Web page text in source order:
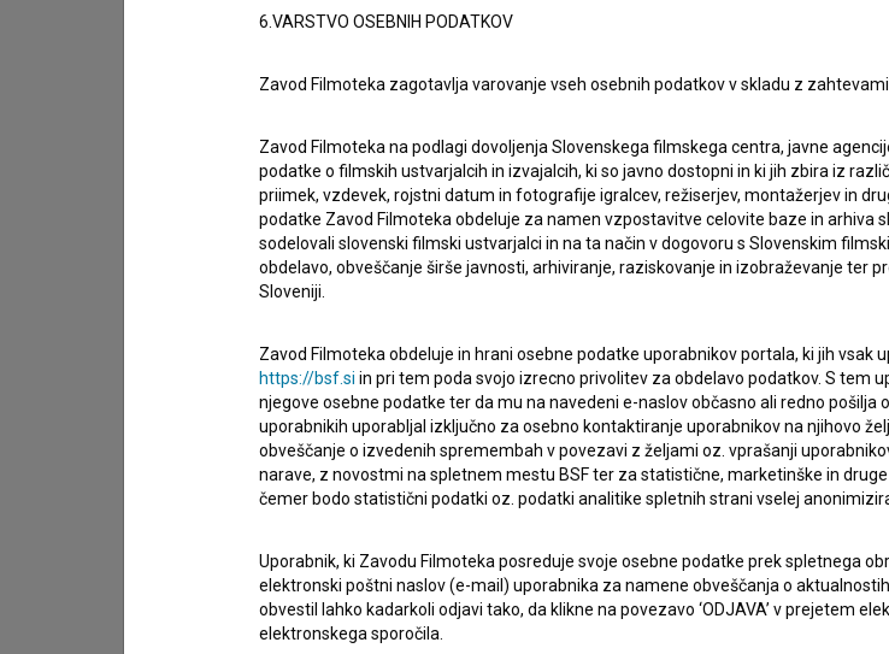
Sprejemamsplošne pogojein dajemsoglasjeza zbiranje, hrambo in obdelavo
podatkov.
6.VARSTVO OSEBNIH PODATKOV
Zavod Filmoteka zagotavlja varovanje vseh osebnih podatkov v skladu z
Zavod Filmoteka na podlagi dovoljenja Slovenskega filmskega centra, javne
podatke o filmskih ustvarjalcih in izvajalcih, ki so javno dostopni in ki jih zbira iz
priimek, vzdevek, rojstni datum in fotografije igralcev, režiserjev, montažerjev in
podatke Zavod Filmoteka obdeluje za namen vzpostavitve celovite baze in arhiva
sodelovali slovenski filmski ustvarjalci in na ta način v dogovoru s Slovenskim
obdelavo, obveščanje širše javnosti, arhiviranje, raziskovanje in izobraževanje ter
Sloveniji.
Zavod Filmoteka obdeluje in hrani osebne podatke uporabnikov portala, ki jih
https://bsf.si in pri tem poda svojo izrecno privolitev za obdelavo podatkov. S tem
njegove osebne podatke ter da mu na navedeni e-naslov občasno ali redno
uporabnikih uporabljal izključno za osebno kontaktiranje uporabnikov na njihovo
obveščanje o izvedenih spremembah v povezavi z željami oz. vprašanji
narave, z novostmi na spletnem mestu BSF ter za statistične, marketinške in
čemer bodo statistični podatki oz. podatki analitike spletnih strani vselej
Uporabnik, ki Zavodu Filmoteka posreduje svoje osebne podatke prek spletnega
elektronski poštni naslov (e-mail) uporabnika za namene obveščanja o
obvestil lahko kadarkoli odjavi tako, da klikne na povezavo ‘ODJAVA’ v prejetem
elektronskega sporočila.